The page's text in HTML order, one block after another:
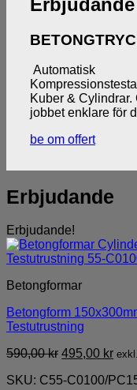
Automatisk
Kuber & Cylindrar.
jobbet enklare för
be om offert
Erbjudande
Erbjudande!
Betongformar
Betongform
Testutrustning
590,00kr Det
priset
495,00 krDet
SKU: C55-C0100/